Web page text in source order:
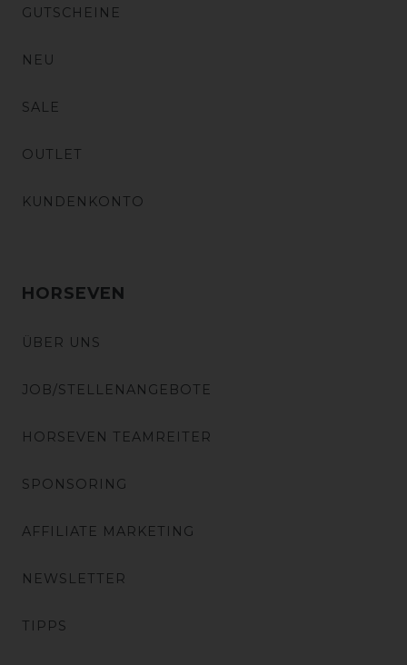
GUTSCHEINE
NEU
SALE
OUTLET
KUNDENKONTO
HORSEVEN
ÜBER UNS
JOB/STELLENANGEBOTE
HORSEVEN TEAMREITER
SPONSORING
AFFILIATE MARKETING
NEWSLETTER
TIPPS